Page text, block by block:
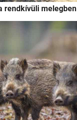
rendkívüli melegben